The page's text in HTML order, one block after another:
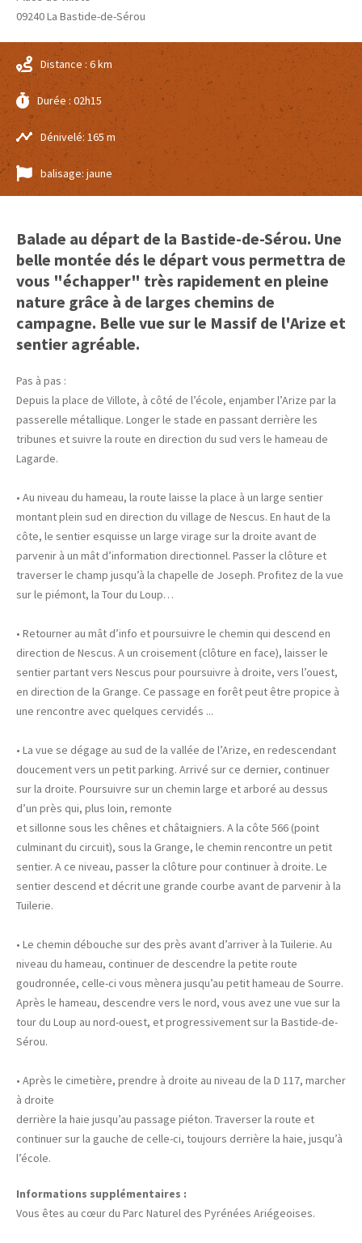
09240La Bastide-de-Sérou
Distance : 6 km
Durée : 02h15
Dénivelé: 165 m
balisage: jaune
Balade au départ de la Bastide-de-Sérou. Une
belle montée dés le départ vous permettra de
vous "échapper" très rapidement en pleine
nature grâce à de larges chemins de
campagne. Belle vue sur le Massif de l'Arize et
sentier agréable.
Pas à pas :
Depuis la place de Villote, à côté de l’école, enjamber l’Arize par la
passerelle métallique. Longer le stade en passant derrière les
tribunes et suivre la route en direction du sud vers le hameau de
Lagarde.
• Au niveau du hameau, la route laisse la place à un large sentier
montant plein sud en direction du village de Nescus. En haut de la
côte, le sentier esquisse un large virage sur la droite avant de
parvenir à un mât d’information directionnel. Passer la clôture et
traverser le champ jusqu’à la chapelle de Joseph. Profitez de la vue
sur le piémont, la Tour du Loup…
• Retourner au mât d’info et poursuivre le chemin qui descend en
direction de Nescus. A un croisement (clôture en face), laisser le
sentier partant vers Nescus pour poursuivre à droite, vers l’ouest,
en direction de la Grange. Ce passage en forêt peut être propice à
une rencontre avec quelques cervidés ...
• La vue se dégage au sud de la vallée de l’Arize, en redescendant
doucement vers un petit parking. Arrivé sur ce dernier, continuer
sur la droite. Poursuivre sur un chemin large et arboré au dessus
d’un près qui, plus loin, remonte
et sillonne sous les chênes et châtaigniers. A la côte 566 (point
culminant du circuit), sous la Grange, le chemin rencontre un petit
sentier. A ce niveau, passer la clôture pour continuer à droite. Le
sentier descend et décrit une grande courbe avant de parvenir à la
Tuilerie.
• Le chemin débouche sur des près avant d’arriver à la Tuilerie. Au
niveau du hameau, continuer de descendre la petite route
goudronnée, celle-ci vous mènera jusqu’au petit hameau de Sourre.
Après le hameau, descendre vers le nord, vous avez une vue sur la
tour du Loup au nord-ouest, et progressivement sur la Bastide-de-
Sérou.
• Après le cimetière, prendre à droite au niveau de la D 117, marcher
à droite
derrière la haie jusqu’au passage piéton. Traverser la route et
continuer sur la gauche de celle-ci, toujours derrière la haie, jusqu’à
l’école.
Informations supplémentaires :
Vous êtes au cœur du Parc Naturel des Pyrénées Ariégeoises.